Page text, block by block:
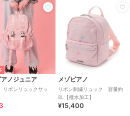
ノジュニア
リボンリュックサッ
メゾピアノ
リボン刺繍リュック 容量約
8L【撥水加工】
¥15,400